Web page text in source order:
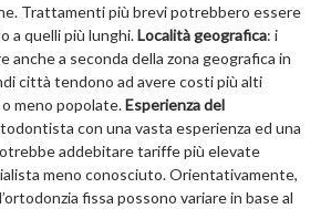
Trattamenti più brevi potrebbero essere
a quelli più lunghi. Località geografica: i
anche a seconda della zona geografica in
città tendono ad avere costi più alti
meno popolate. Esperienza del
con una vasta esperienza ed una
addebitare tariffe più elevate
meno conosciuto. Orientativamente,
fissa possono variare in base al